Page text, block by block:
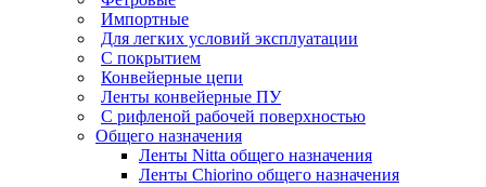
Импортные
Для легких условий эксплуатации
С покрытием
Конвейерные цепи
Ленты конвейерные ПУ
С рифленой рабочей поверхностью
Общего назначения
Ленты Nitta общего назначения
Ленты Chiorino общего назначения